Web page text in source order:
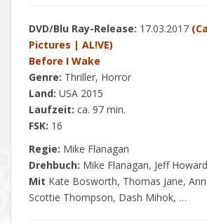
DVD/Blu Ray-Release: 17.03.2017
Pictures | AL!VE)
Before I Wake
Genre: Thriller, Horror
Land: USA 2015
Laufzeit: ca. 97 min.
FSK: 16
Regie: Mike Flanagan
Drehbuch: Mike Flanagan, Jeff Howard
Mit Kate Bosworth, Thomas Jane,
Scottie Thompson, Dash Mihok, …